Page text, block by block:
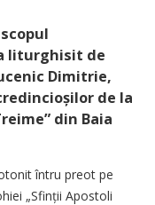
liturghisit de
Dimitrie,
de la
din Baia
întru preot pe
„Sfinții Apostoli